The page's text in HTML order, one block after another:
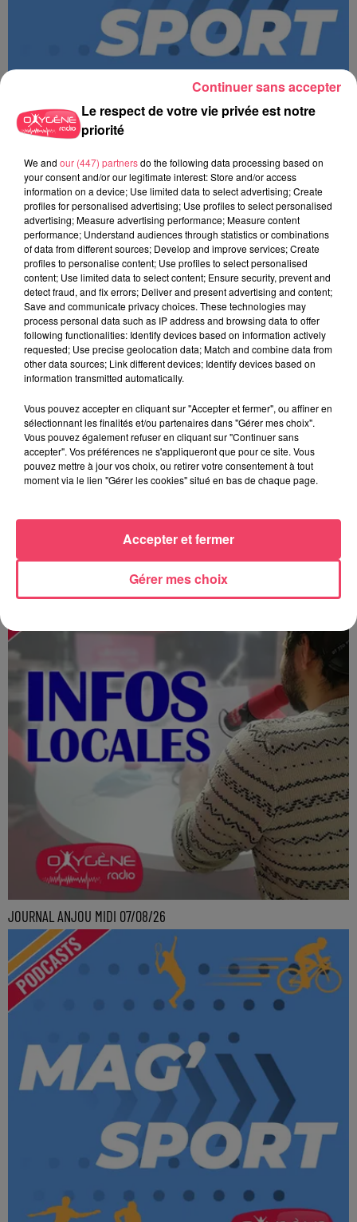
MAGSPORT MATIN 49 08/08/26
MAGSPORT SOIR 49 07/08/26
JOURNAL ANJOU MIDI 07/08/26
Le respect de votre vie privée est notre
priorité
We and our (447) partnersdo the following data processing based on
your consent and/or our legitimate interest: Store and/or access
information on a device; Use limited data to select advertising; Create
profiles for personalised advertising; Use profiles to select personalised
advertising; Measure advertising performance; Measure content
performance; Understand audiences through statistics or combinations
of data from different sources; Develop and improve services; Create
profiles to personalise content; Use profiles to select personalised
content; Use limited data to select content; Ensure security, prevent and
detect fraud, and fix errors; Deliver and present advertising and content;
Save and communicate privacy choices. These technologies may
process personal data such as IP address and browsing data to offer
following functionalities: Identify devices based on information actively
requested; Use precise geolocation data; Match and combine data from
other data sources; Link different devices; Identify devices based on
information transmitted automatically.
Vous pouvez accepter en cliquant sur "Accepter et fermer", ou affiner en
sélectionnant les finalités et/ou partenaires dans "Gérer mes choix".
Vous pouvez également refuser en cliquant sur "Continuer sans
accepter". Vos préférences ne s'appliqueront que pour ce site. Vous
pouvez mettre à jour vos choix, ou retirer votre consentement à tout
moment via le lien "Gérer les cookies" situé en bas de chaque page.
Gérer mes choix
Accepter et fermer
Continuer sans accepter